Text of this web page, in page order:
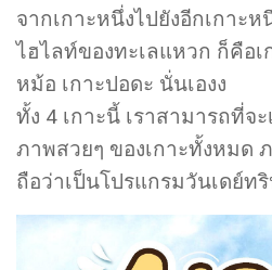
จากเกาะหนึ่งไปยังอีกเกาะห
ไฮไลท์ของทะเลแหวก ก็คือเ
หม้อ เกาะปอดะ นั่นเองง
ทั้ง 4 เกาะนี้ เราสามารถที่จ
ภาพสวยๆ ของเกาะทั้งหมด
ถือว่าเป็นโปรแกรมวันเดย์ท